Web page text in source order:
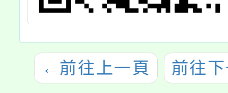
← 前往上一頁 前往